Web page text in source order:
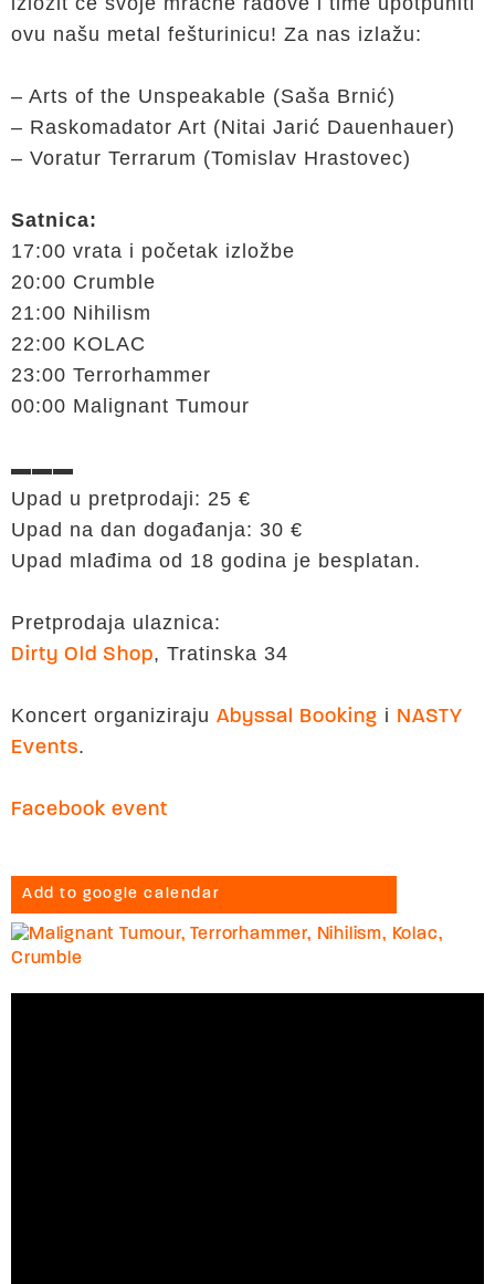
ovu našu metal fešturinicu! Za nas izlažu:
– Arts of the Unspeakable (Saša Brnić)
– Raskomadator Art (Nitai Jarić Dauenhauer)
– Voratur Terrarum (Tomislav Hrastovec)
Satnica:
17:00 vrata i početak izložbe
20:00 Crumble
21:00 Nihilism
22:00 KOLAC
23:00 Terrorhammer
00:00 Malignant Tumour
▬▬▬
Upad u pretprodaji: 25 €
Upad na dan događanja: 30 €
Upad mlađima od 18 godina je besplatan.
Pretprodaja ulaznica:
Dirty Old Shop, Tratinska 34
Koncert organiziraju Abyssal Booking i NASTY
Events.
Facebook event
Add to google calendar